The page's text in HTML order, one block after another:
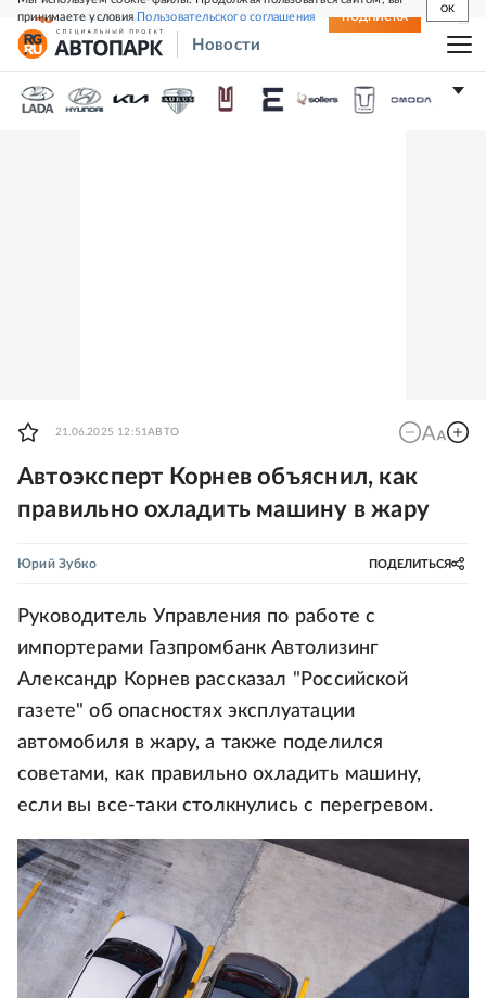
принимаете условияПользовательского соглашения
OK
СВЕЖИЙ НОМЕР ПОДПИСКА
Новости
21.06.2025 12:51АВТО
Автоэксперт Корнев объяснил, как
правильно охладить машину в жару
Юрий Зубко ПОДЕЛИТЬСЯ
Руководитель Управления по работе с
импортерами Газпромбанк Автолизинг
Александр Корнев рассказал "Российской
газете" об опасностях эксплуатации
автомобиля в жару, а также поделился
советами, как правильно охладить машину,
если вы все-таки столкнулись с перегревом.